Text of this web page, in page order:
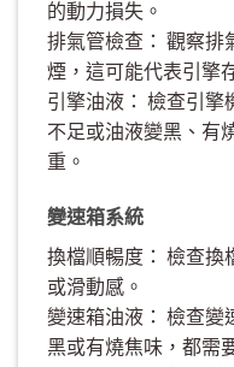
的動力損失。
排氣管檢查： 觀察排
煙，這可能代表引擎
引擎油液： 檢查引擎
不足或油液變黑、有
重。
變速箱系統
換檔順暢度： 檢查換
或滑動感。
變速箱油液： 檢查變
黑或有燒焦味，都需